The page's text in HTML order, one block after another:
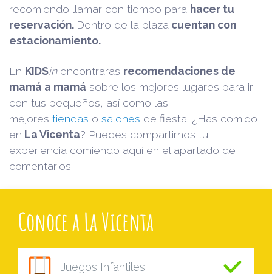
recomiendo llamar con tiempo para hacer tu
reservación. Dentro de la plaza cuentan con
estacionamiento.
En KIDSinencontrarás recomendaciones de
mamá a mamá sobre los mejores lugares para ir
con tus pequeños, así como las
mejores tiendas o salones de fiesta. ¿Has comido
en La Vicenta? Puedes compartirnos tu
experiencia comiendo aquí en el apartado de
comentarios.
Conoce a La Vicenta
Juegos Infantiles